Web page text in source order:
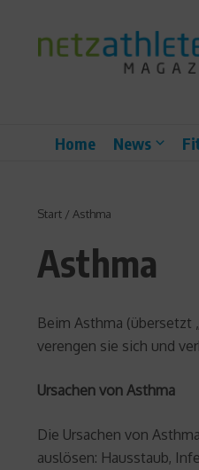
Home News
Start / Asthma
Asthma
Beim Asthma (übersetzt
verengen sie sich und
Ursachen von Asthma
Die Ursachen von
auslösen: Hausstaub,